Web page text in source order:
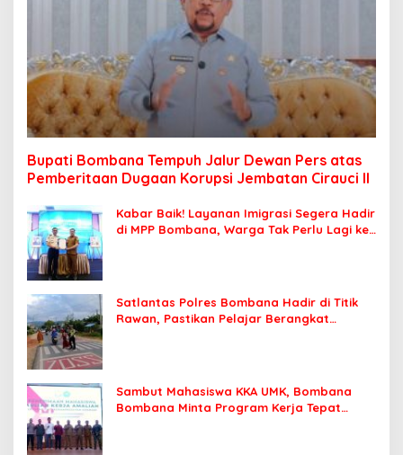
Bupati Bombana Tempuh Jalur Dewan Pers atas
Pemberitaan Dugaan Korupsi Jembatan Cirauci II
Kabar Baik! Layanan Imigrasi Segera Hadir
di MPP Bombana, Warga Tak Perlu Lagi ke
Satlantas Polres Bombana Hadir di Titik
Rawan, Pastikan Pelajar Berangkat
Sambut Mahasiswa KKA UMK, Bombana
Bombana Minta Program Kerja Tepat